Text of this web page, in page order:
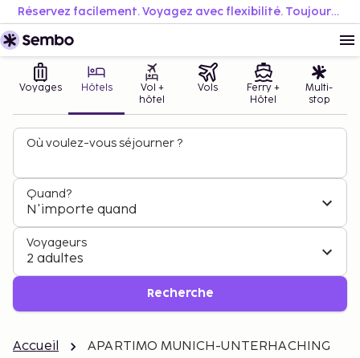
Réservez facilement. Voyagez avec flexibilité. Toujours au meilleur prix.
Voyages Hôtels
Vol +
hôtel
Vols
Ferry +
Hôtel
Multi-
stop
Où voulez-vous séjourner ?
Quand?
N'importe quand
Voyageurs
2 adultes
Recherche
Accueil APARTIMO MUNICH-UNTERHACHING